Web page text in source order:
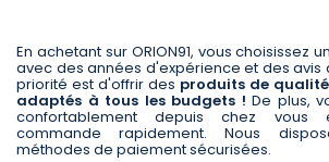
En achetant sur ORION91, vous choisissez
avec des années d'expérience et des avis
priorité est d'offrir des produits de
adaptés à tous les budgets ! De plus,
confortablement depuis chez vous
commande rapidement. Nous
méthodes de paiement sécurisées.